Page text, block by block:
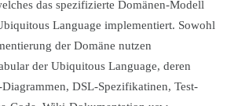
das spezifizierte Domänen-Modell
Language implementiert. Sowohl
der Domäne nutzen
der Ubiquitous Language, deren
DSL-Spezifikatinen, Test-